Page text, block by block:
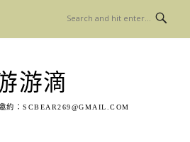
游滴
約： SCBEAR269@GMAIL.COM